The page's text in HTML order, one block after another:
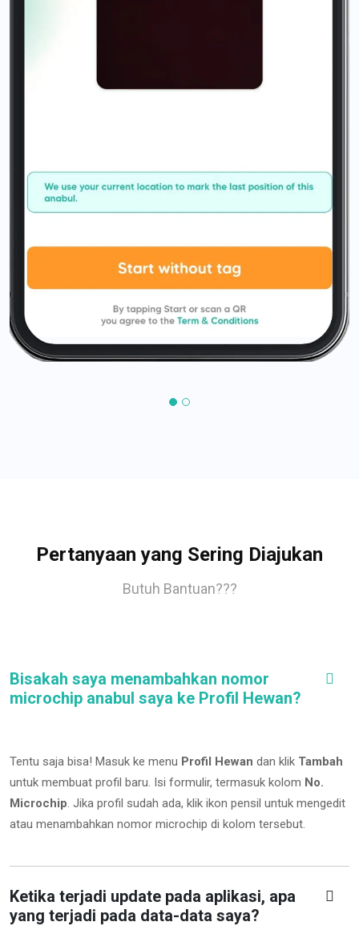
Pertanyaan yang Sering Diajukan
Butuh Bantuan???
Bisakah saya menambahkan nomor
microchip anabul saya ke Profil Hewan?
Tentu saja bisa! Masuk ke menu Profil Hewan dan klik Tambah
untuk membuat profil baru. Isi formulir, termasuk kolom No.
Microchip. Jika profil sudah ada, klik ikon pensil untuk mengedit
atau menambahkan nomor microchip di kolom tersebut.
Ketika terjadi update pada aplikasi, apa
yang terjadi pada data-data saya?